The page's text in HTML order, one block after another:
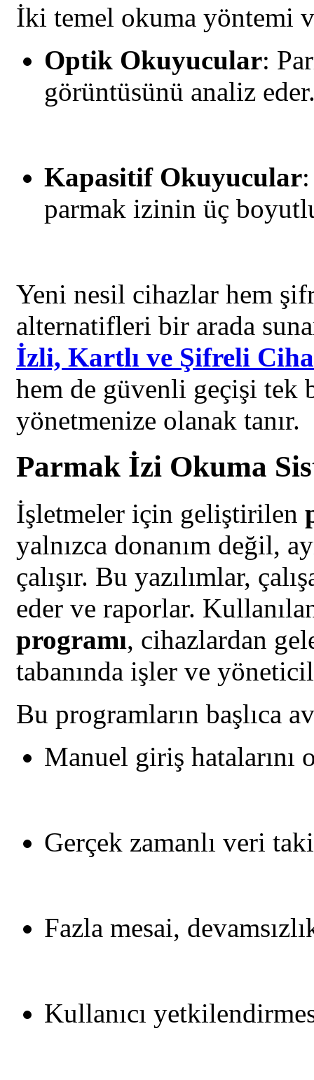
İki temel okuma yöntemi
Optik Okuyucular:
görüntüsünü analiz
Kapasitif Okuyucular
parmak izinin üç
Yeni nesil cihazlar hem
alternatifleri bir arada
İzli, Kartlı ve Şifreli
hem de güvenli geçişi tek
yönetmenize olanak tanır.
Parmak İzi Okuma
İşletmeler için geliştirilen
yalnızca donanım değil,
çalışır. Bu yazılımlar,
eder ve raporlar.
programı, cihazlardan
tabanında işler ve
Bu programların başlıca
Manuel giriş hatalarını
Gerçek zamanlı veri
Fazla mesai,
Kullanıcı